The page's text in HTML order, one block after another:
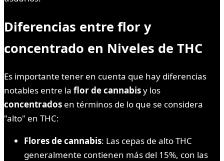
Diferencias entre flor y
concentrado en Niveles de THC
Es importante tener en cuenta que hay diferencias
notables entre la flor de cannabisy los
concentrados en términos de lo que se considera
"alto" en THC:
Flores de cannabis: Las cepas de alto THC
generalmente contienen más del 15%, con las